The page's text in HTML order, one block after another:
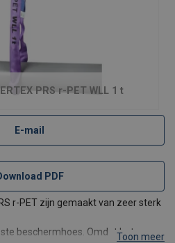
PRS r-PET WLL 1 t
E-mail
PDF
r-PET zijn gemaakt van zeer sterk
beschermhoes. Omdat hetToon meer